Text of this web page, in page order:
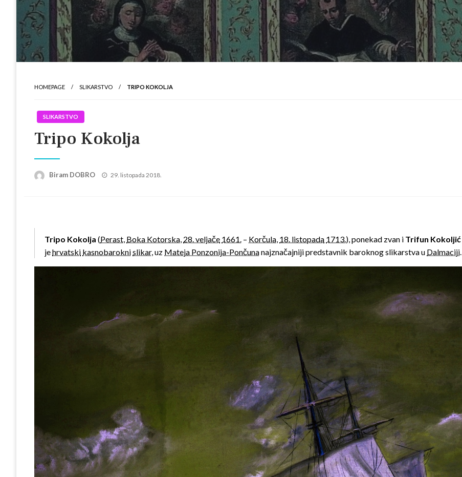
HOMEPAGE SLIKARSTVO TRIPO KOKOLJA
SLIKARSTVO
Tripo Kokolja
Biram DOBRO
Posted
29. listopada 2018.
Tripo Kokolja (Perast, Boka Kotorska, 28. veljače 1661. – Korčula, 18. listopada 1713.), ponekad zvan i Trifun Kokoljić
jehrvatski kasnobaroknislikar, uz Mateja Ponzonija-Pončunanajznačajniji predstavnik baroknog slikarstva u Dalmaciji.